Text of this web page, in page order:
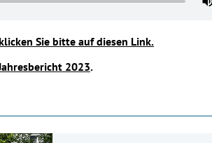
Sie bitte auf diesen Link.
2023.